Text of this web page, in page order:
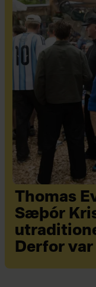
Thomas
Sæþór
Derfor